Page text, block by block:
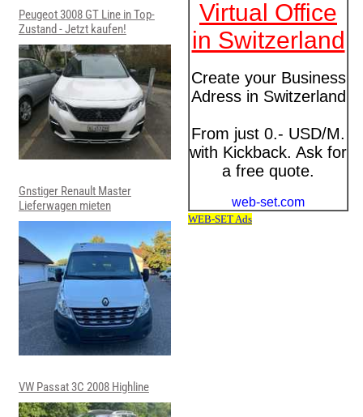
Peugeot 3008 GT Line in Top-
Zustand - Jetzt kaufen!
Gnstiger Renault Master
Lieferwagen mieten
VW Passat 3C 2008 Highline